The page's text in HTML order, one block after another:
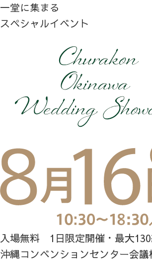
一堂に集まる
スペシャルイベント
入場無料 1日限定開催・最大
沖縄コンベンションセンター会議